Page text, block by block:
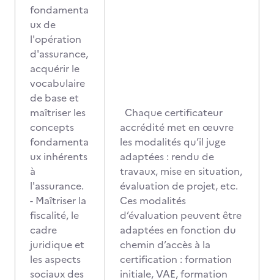
fondamenta
ux de
l'opération
d'assurance,
acquérir le
vocabulaire
de base et
maîtriser les
concepts
fondamenta
ux inhérents
à
l'assurance.
- Maîtriser la
fiscalité, le
cadre
juridique et
les aspects
sociaux des
Chaque certificateur
accrédité met en œuvre
les modalités qu’il juge
adaptées : rendu de
travaux, mise en situation,
évaluation de projet, etc.
Ces modalités
d’évaluation peuvent être
adaptées en fonction du
chemin d’accès à la
certification : formation
initiale, VAE, formation